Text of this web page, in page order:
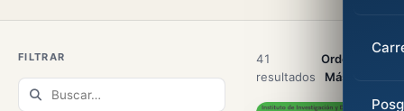
FILTRAR
41
resultados
Ordenar: